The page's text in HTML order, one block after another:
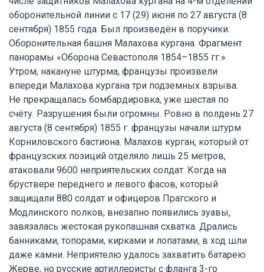
оборонительной линии с 17 (29) июня по 27 августа (8
сентября) 1855 года. Был произведён в поручики.
Оборонительная башня Малахова кургана. Фрагмент
панорамы «Оборона Севастополя 1854–1855 гг.»
Утром, накануне штурма, французы произвели
впереди Малахова кургана три подземных взрыва.
Не прекращалась бомбардировка, уже шестая по
счёту. Разрушения были огромны. Ровно в полдень 27
августа (8 сентября) 1855 г. французы начали штурм
Корниловского бастиона. Малахов курган, который от
французских позиций отделяло лишь 25 метров,
атаковали 9600 неприятельских солдат. Когда на
бруствере переднего и левого фасов, который
защищали 880 солдат и офицеров Прагского и
Модлинского полков, внезапно появились зуавы,
завязалась жестокая рукопашная схватка. Дрались
банниками, топорами, кирками и лопатами, в ход шли
даже камни. Неприятелю удалось захватить батарею
Жерве, но русские артиллеристы с фланга 3-го